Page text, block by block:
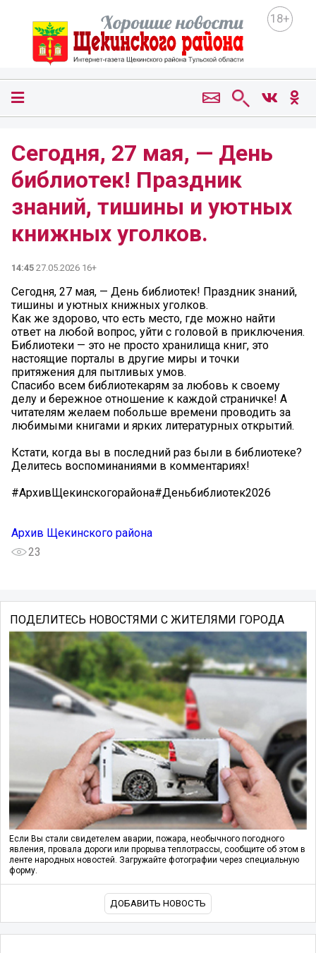
18+
Сегодня, 27 мая, — День
библиотек! Праздник
знаний, тишины и уютных
книжных уголков.
14:45 27.05.2026 16+
Сегодня, 27 мая, — День библиотек! Праздник знаний,
тишины и уютных книжных уголков.
Как же здорово, что есть место, где можно найти
ответ на любой вопрос, уйти с головой в приключения.
Библиотеки — это не просто хранилища книг, это
настоящие порталы в другие миры и точки
притяжения для пытливых умов.
Спасибо всем библиотекарям за любовь к своему
делу и бережное отношение к каждой страничке! А
читателям желаем побольше времени проводить за
любимыми книгами и ярких литературных открытий.
Кстати, когда вы в последний раз были в библиотеке?
Делитесь воспоминаниями в комментариях!
#АрхивЩекинскогорайона#Деньбиблиотек2026
Архив Щекинского района
23
ПОДЕЛИТЕСЬ НОВОСТЯМИ С ЖИТЕЛЯМИ ГОРОДА
Если Вы стали свидетелем аварии, пожара, необычного погодного
явления, провала дороги или прорыва теплотрассы, сообщите об этом в
ленте народных новостей. Загружайте фотографии через специальную
форму.
ДОБАВИТЬ НОВОСТЬ